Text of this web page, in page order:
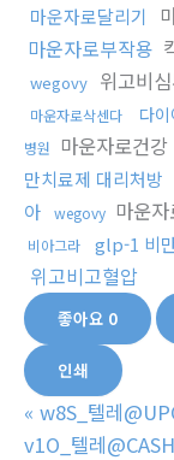
마운자로달리기
마운자로부작용
wegovy 위고비
마운자로삭센다 다
병원
마운자로건강
만치료제 대리처방
아
wegovy 마운
비아그라
glp-1 비
위고비고혈압
좋아요 0
인쇄
« w8S_텔레
v1O_텔레